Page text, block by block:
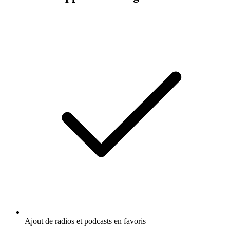
Ajout de radios et podcasts en favoris